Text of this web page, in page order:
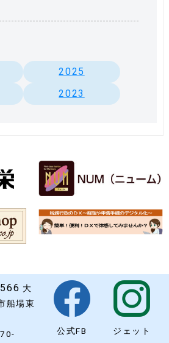
2025
2023
大
船場東
公式FB ジェット